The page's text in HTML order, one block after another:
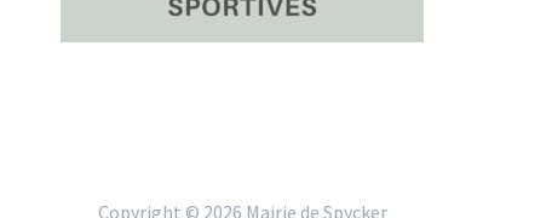
Copyright © 2026 Mairie de Spycker